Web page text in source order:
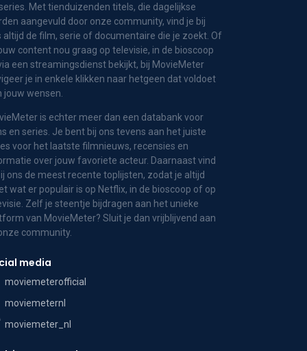
Met tienduizenden titels, die dagelijkse
aangevuld door onze community, vind je bij
altijd de film, serie of documentaire die je zoekt. Of
content nou graag op televisie, in de bioscoop
een streamingsdienst bekijkt, bij MovieMeter
je in enkele klikken naar hetgeen dat voldoet
jouw wensen.
is echter meer dan een databank voor
en series. Je bent bij ons tevens aan het juiste
voor het laatste filmnieuws, recensies en
over jouw favoriete acteur. Daarnaast vind
ons de meest recente toplijsten, zodat je altijd
wat er populair is op Netflix, in de bioscoop of op
Zelf je steentje bijdragen aan het unieke
van MovieMeter? Sluit je dan vrijblijvend aan
community.
media
moviemeterofficial
moviemeternl
moviemeter_nl